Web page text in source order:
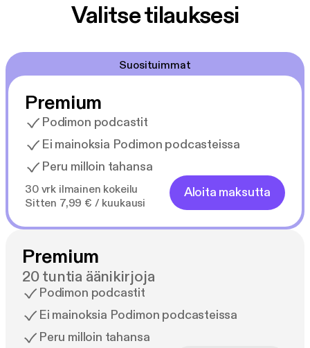
Valitse tilauksesi
Suosituimmat
Premium
Podimon podcastit
Ei mainoksia Podimon podcasteissa
Peru milloin tahansa
30 vrk ilmainen kokeilu
Sitten 7,99 € / kuukausi
Aloita maksutta
Premium
20 tuntia äänikirjoja
Podimon podcastit
Ei mainoksia Podimon podcasteissa
Peru milloin tahansa